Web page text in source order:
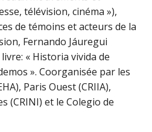
télévision, cinéma »),
de témoins et acteurs de la
Fernando Jáuregui
« Historia vivida de
». Coorganisée par les
Paris Ouest (CRIIA),
(CRINI) et le Colegio de